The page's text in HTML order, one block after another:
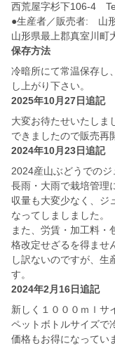
西荒屋字杉下106-4
●生産者／販売者: 山
山形県最上郡真室川町
保存方法
冷暗所にて常温保存し
し上がり下さい。
2025年10月27日追記
大変お待たせいたしま
できましたので販売再
2024年10月23日追記
2024産山ぶどうでのジ
長雨・大雨で栽培管理
収量も大変少なく、ジ
なってしましました。
また、労賃・加工料・
格改定せざるを得ませ
し訳ないのですが、生
す。
2024年2月16日追記
新しく１０００ｍｌサ
ペットボトルサイズで
価格もお得になってい